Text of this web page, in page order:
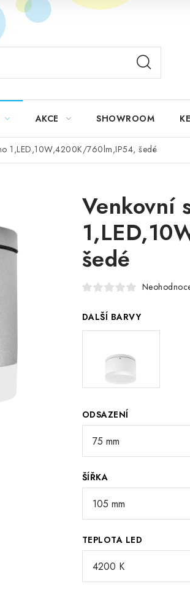
AKCE SHOWROOM
1,LED,10W,4200K/760lm,IP54, šedé
Venkovní
šedé
DALŠÍ BARVY
ODSAZENÍ
ŠÍŘKA
TEPLOTA LED